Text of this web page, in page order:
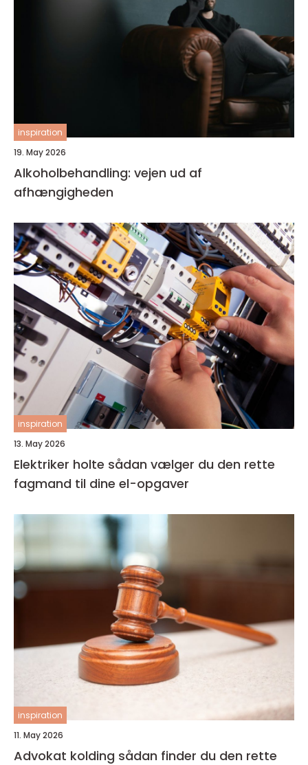
inspiration
19. May 2026
Alkoholbehandling: vejen ud af
afhængigheden
inspiration
13. May 2026
Elektriker holte sådan vælger du den rette
fagmand til dine el-opgaver
inspiration
11. May 2026
Advokat kolding sådan finder du den rette